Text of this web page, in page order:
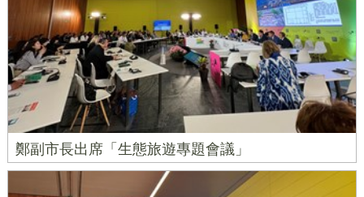
鄭副市長出席「生態旅遊專題會議」